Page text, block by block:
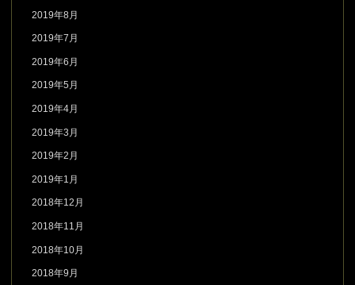
2019年8月
2019年7月
2019年6月
2019年5月
2019年4月
2019年3月
2019年2月
2019年1月
2018年12月
2018年11月
2018年10月
2018年9月